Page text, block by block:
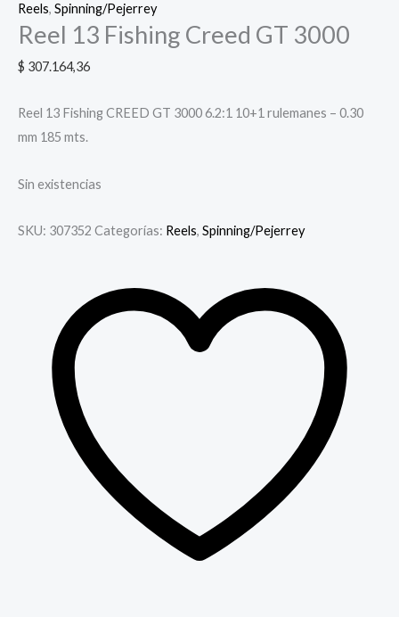
Reels, Spinning/Pejerrey
Reel 13 Fishing Creed GT 3000
$ 307.164,36
Reel 13 Fishing CREED GT 3000 6.2:1 10+1 rulemanes – 0.30
mm 185 mts.
Sin existencias
SKU: 307352 Categorías: Reels, Spinning/Pejerrey